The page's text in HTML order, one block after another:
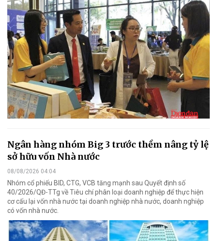
Ngân hàng nhóm Big 3 trước thềm nâng tỷ lệ
sở hữu vốn Nhà nước
08/08/2026 04:04
Nhóm cổ phiếu BID, CTG, VCB tăng mạnh sau Quyết định số
40/2026/QĐ-TTg về Tiêu chí phân loại doanh nghiệp để thực hiện
cơ cấu lại vốn nhà nước tại doanh nghiệp nhà nước, doanh nghiệp
có vốn nhà nước.